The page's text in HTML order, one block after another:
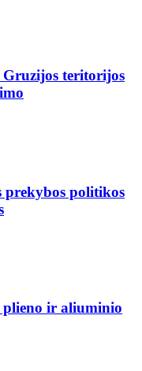
Gruzijos teritorijos
prekybos politikos
ir aliuminio